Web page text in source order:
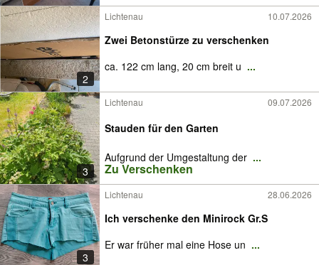
2
Lichtenau 10.07.2026
Zwei Betonstürze zu verschenken
ca. 122 cm lang, 20 cm breit u ...
3
Lichtenau 09.07.2026
Stauden für den Garten
Aufgrund der Umgestaltung der ...
Zu Verschenken
3
Lichtenau 28.06.2026
Ich verschenke den Minirock Gr.S
Er war früher mal eine Hose un ...